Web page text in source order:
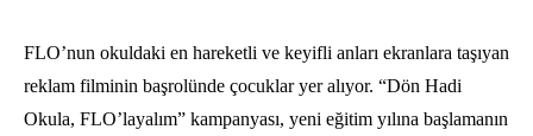
FLO’nun okuldaki en hareketli ve keyifli anları ekranlara taşıyan
reklam filminin başrolünde çocuklar yer alıyor. “Dön Hadi
Okula, FLO’layalım” kampanyası, yeni eğitim yılına başlamanın